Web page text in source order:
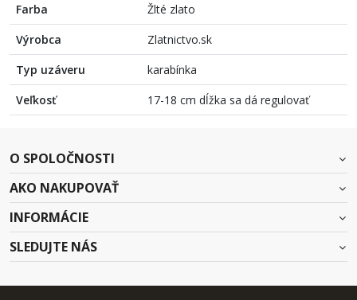
Farba
Žlté zlato
Výrobca
Zlatnictvo.sk
Typ uzáveru
karabínka
Veľkosť
17-18 cm dĺžka sa dá regulovať
O SPOLOČNOSTI
AKO NAKUPOVAŤ
INFORMÁCIE
SLEDUJTE NÁS